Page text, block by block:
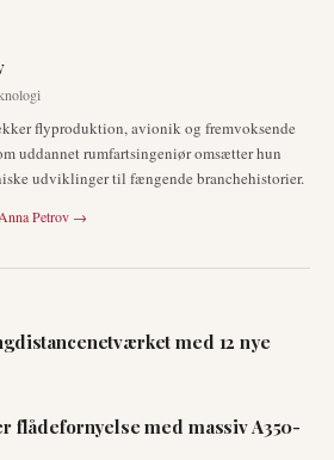
flyproduktion, avionik og fremvoksende
uddannet rumfartsingeniør omsætter hun
udviklinger til fængende branchehistorier.
Anna Petrov →
med 12 nye
flådefornyelse med massiv A350-